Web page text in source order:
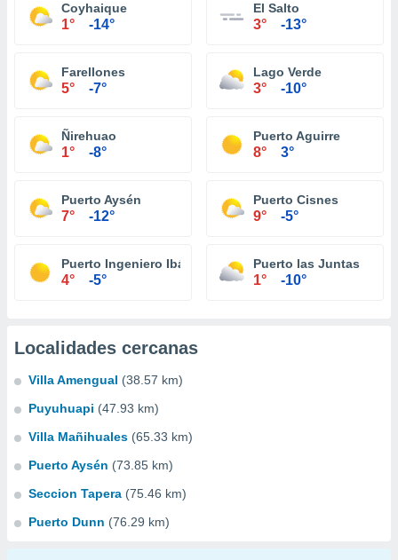
Coyhaique
1° -14°
El Salto
3° -13°
Farellones
5° -7°
Lago Verde
3° -10°
Ñirehuao
1° -8°
Puerto Aguirre
8° 3°
Puerto Aysén
7° -12°
Puerto Cisnes
9° -5°
Puerto Ingeniero Ibáñez
4° -5°
Puerto las Juntas
1° -10°
Localidades cercanas
Villa Amengual (38.57 km)
Puyuhuapi (47.93 km)
Villa Mañihuales (65.33 km)
Puerto Aysén (73.85 km)
Seccion Tapera (75.46 km)
Puerto Dunn (76.29 km)